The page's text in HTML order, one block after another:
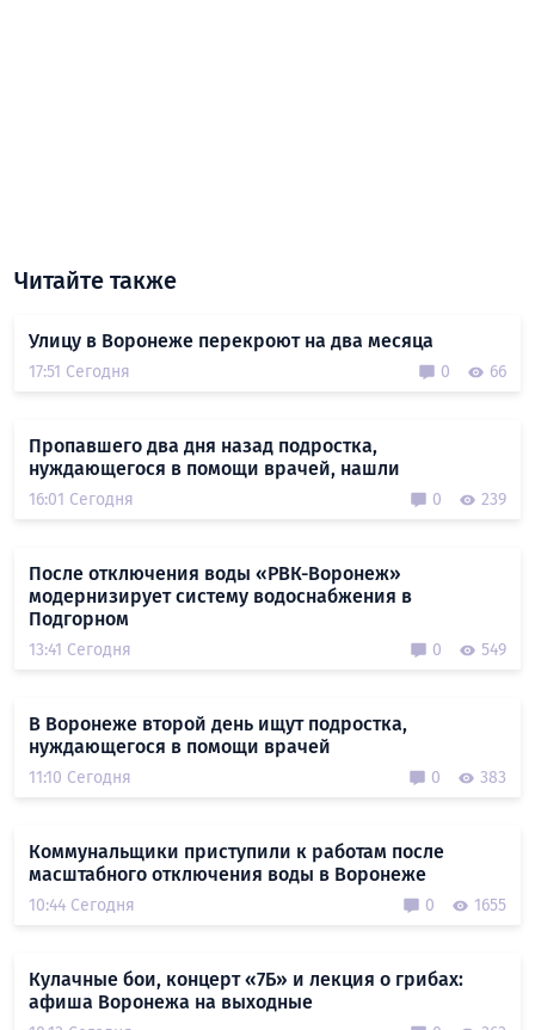
Читайте также
Улицу в Воронеже перекроют на два месяца
17:51 Сегодня 0 66
Пропавшего два дня назад подростка,
нуждающегося в помощи врачей, нашли
16:01 Сегодня 0 239
После отключения воды «РВК-Воронеж»
модернизирует систему водоснабжения в
Подгорном
13:41 Сегодня 0 549
В Воронеже второй день ищут подростка,
нуждающегося в помощи врачей
11:10 Сегодня 0 383
Коммунальщики приступили к работам после
масштабного отключения воды в Воронеже
10:44 Сегодня 0 1655
Кулачные бои, концерт «7Б» и лекция о грибах:
афиша Воронежа на выходные